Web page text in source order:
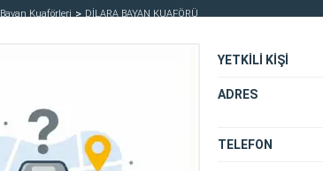
Bayan Kuaförleri DİLARA BAYAN KUAFÖRÜ
YETKİLİ KİŞİ
ADRES
TELEFON